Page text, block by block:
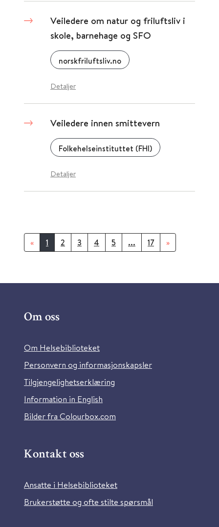
Veiledere om natur og friluftsliv i
skole, barnehage og SFO
norskfriluftsliv.no
Detaljer
Veiledere innen smittevern
Folkehelseinstituttet (FHI)
Detaljer
« 1 2 3 4 5 ... 17 »
Om oss
Om Helsebiblioteket
Personvern og informasjonskapsler
Tilgjengelighetserklæring
Information in English
Bilder fra Colourbox.com
Kontakt oss
Ansatte i Helsebiblioteket
Brukerstøtte og ofte stilte spørsmål